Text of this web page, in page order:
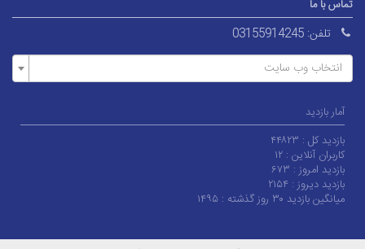
تماس با ما
تلفن: 03155914245
انتخاب وب سایت
آمار بازدید
بازدید کل : ۴۴۸۲۳
کاربران آنلاین : ۱۲
بازدید امروز : ۶۷۳
بازدید دیروز : ۲۱۵۴
میانگین بازدید ۳۰ روز گذشته :
۱۴۹۵